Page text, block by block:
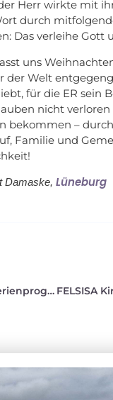
Herr wirkte mit
durch
Das verleihe Gott
uns
der Welt
für die ER sein
nicht
bekommen –
Familie und
Damaske, Lüneburg
Little Lambs Ferienprogramm – Juni 2019